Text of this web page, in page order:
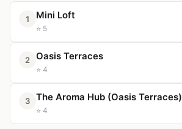
1 Mini Loft
⭐ 5
2 Oasis Terraces
⭐ 4
3 The Aroma Hub (Oasis Terraces)
⭐ 4